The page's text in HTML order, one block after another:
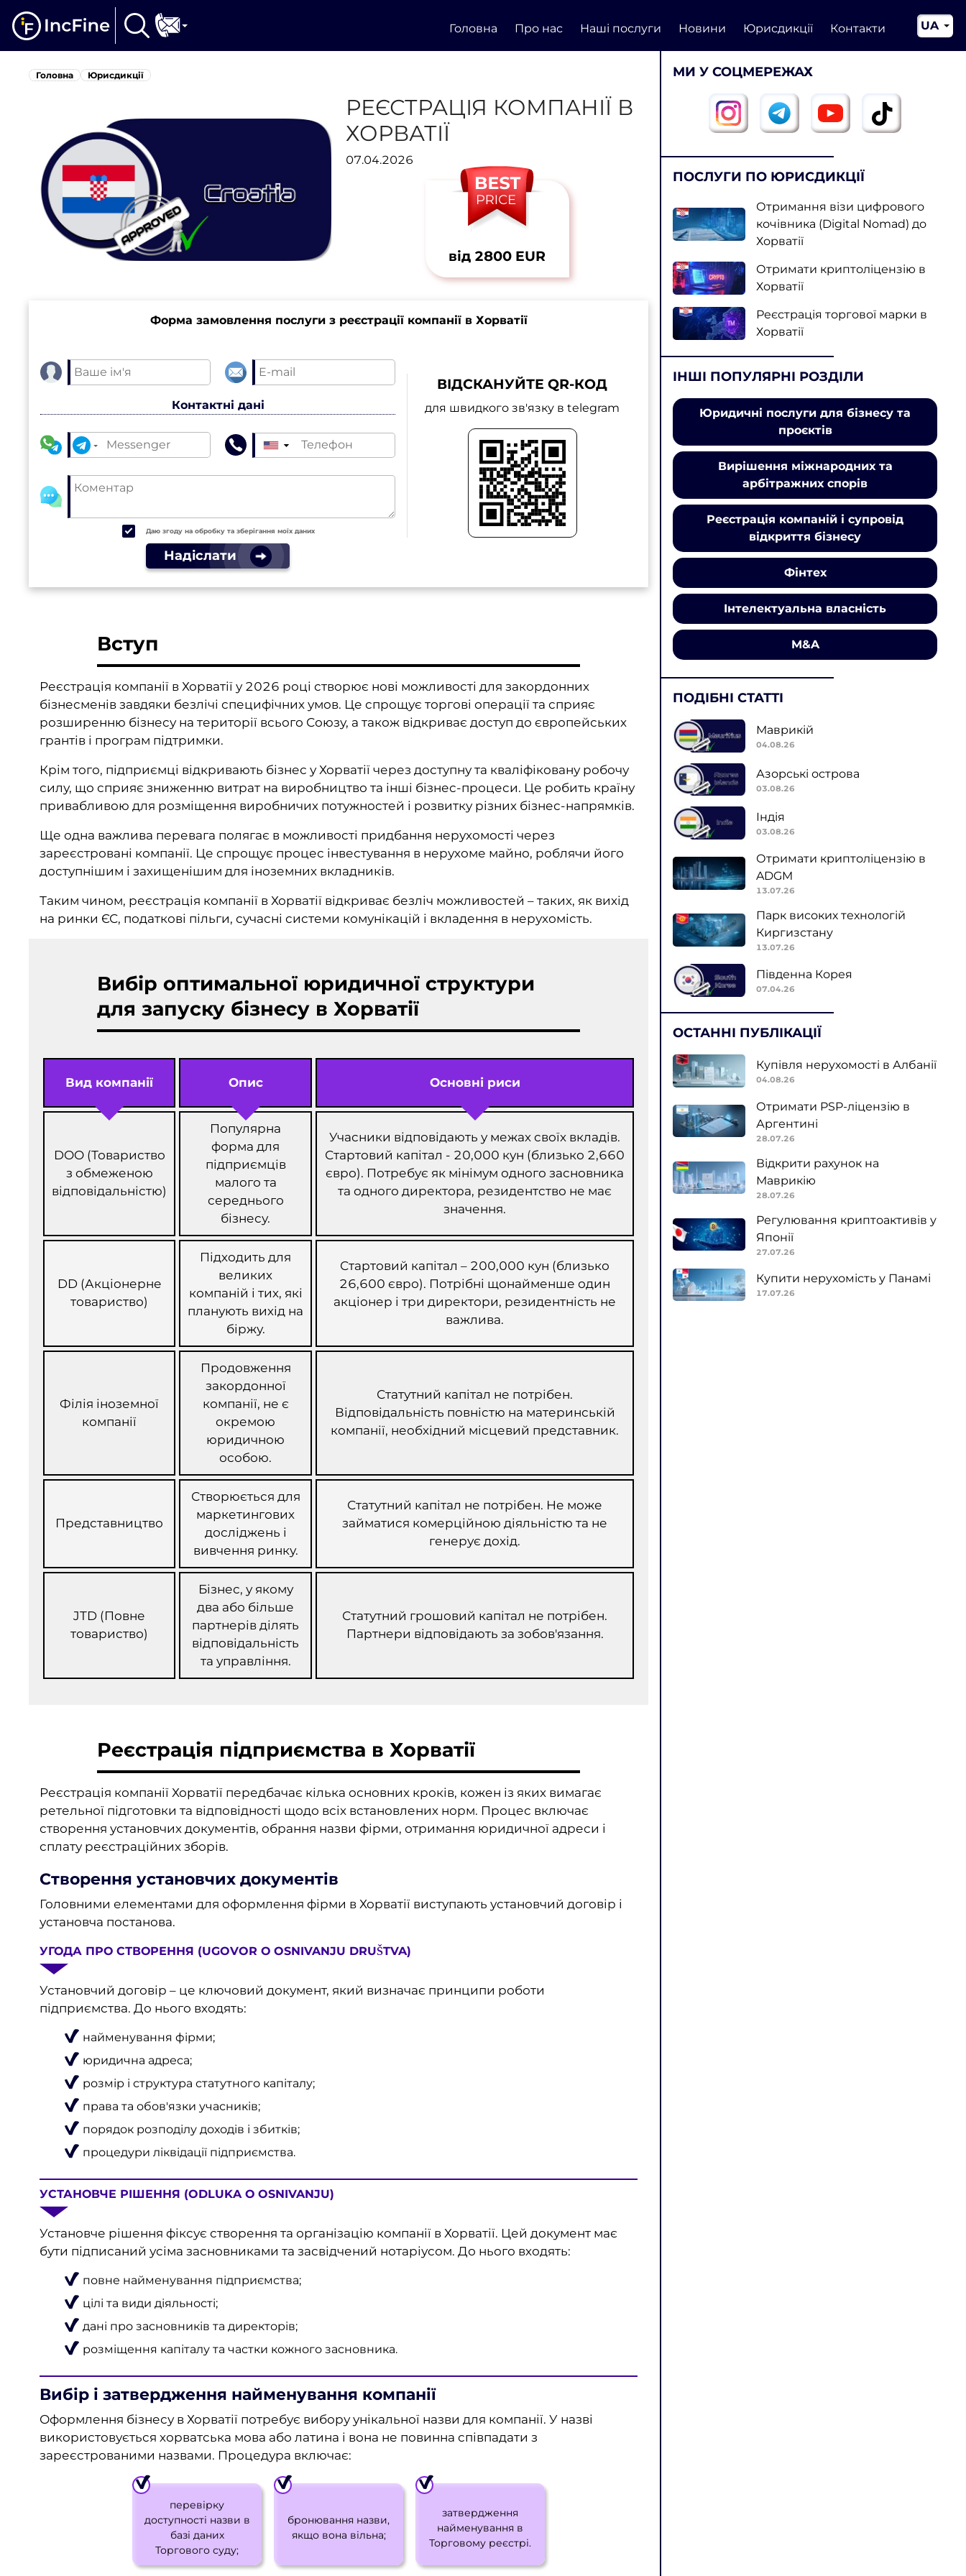
Головна Про нас Наші послуги Новини Юрисдикції Контакти
UA
EN
Головна Юрисдикції
РЕЄСТРАЦІЯ КОМПАНІЇ В
ХОРВАТІЇ
07.04.2026
від 2800 EUR
Форма замовлення послуги з реєстрації компанії в Хорватії
Контактні дані
▼
Даю згоду на обробку та зберігання моїх даних
Надіслати
ВІДСКАНУЙТЕ QR-КОД
для швидкого зв'язку в telegram
Вступ
Реєстрація компанії в Хорватії у 2026 році створює нові можливості для закордонних
бізнесменів завдяки безлічі специфічних умов. Це спрощує торгові операції та сприяє
розширенню бізнесу на території всього Союзу, а також відкриває доступ до європейських
грантів і програм підтримки.
Крім того, підприємці відкривають бізнес у Хорватії через доступну та кваліфіковану робочу
силу, що сприяє зниженню витрат на виробництво та інші бізнес-процеси. Це робить країну
привабливою для розміщення виробничих потужностей і розвитку різних бізнес-напрямків.
Ще одна важлива перевага полягає в можливості придбання нерухомості через
зареєстровані компанії. Це спрощує процес інвестування в нерухоме майно, роблячи його
доступнішим і захищенішим для іноземних вкладників.
Таким чином, реєстрація компанії в Хорватії відкриває безліч можливостей – таких, як вихід
на ринки ЄС, податкові пільги, сучасні системи комунікацій і вкладення в нерухомість.
Вибір оптимальної юридичної структури
для запуску бізнесу в Хорватії
Вид компанії Опис Основні риси
DOO (Товариство
з обмеженою
відповідальністю)
Популярна
форма для
підприємців
малого та
середнього
бізнесу.
Учасники відповідають у межах своїх вкладів.
Стартовий капітал - 20,000 кун (близько 2,660
євро). Потребує як мінімум одного засновника
та одного директора, резидентство не має
значення.
DD (Акціонерне
товариство)
Підходить для
великих
компаній і тих, які
планують вихід на
біржу.
Стартовий капітал – 200,000 кун (близько
26,600 євро). Потрібні щонайменше один
акціонер і три директори, резидентність не
важлива.
Філія іноземної
компанії
Продовження
закордонної
компанії, не є
окремою
юридичною
особою.
Статутний капітал не потрібен.
Відповідальність повністю на материнській
компанії, необхідний місцевий представник.
Представництво
Створюється для
маркетингових
досліджень і
вивчення ринку.
Статутний капітал не потрібен. Не може
займатися комерційною діяльністю та не
генерує дохід.
JTD (Повне
товариство)
Бізнес, у якому
два або більше
партнерів ділять
відповідальність
та управління.
Статутний грошовий капітал не потрібен.
Партнери відповідають за зобов'язання.
Реєстрація підприємства в Хорватії
Реєстрація компанії Хорватії передбачає кілька основних кроків, кожен із яких вимагає
ретельної підготовки та відповідності щодо всіх встановлених норм. Процес включає
створення установчих документів, обрання назви фірми, отримання юридичної адреси і
сплату реєстраційних зборів.
Створення установчих документів
Головними елементами для оформлення фірми в Хорватії виступають установчий договір і
установча постанова.
УГОДА ПРО СТВОРЕННЯ (UGOVOR О OSNIVANJU DRUŠTVA)
Установчий договір – це ключовий документ, який визначає принципи роботи
підприємства. До нього входять:
найменування фірми;
юридична адреса;
розмір і структура статутного капіталу;
права та обов'язки учасників;
порядок розподілу доходів і збитків;
процедури ліквідації підприємства.
УСТАНОВЧЕ РІШЕННЯ (ODLUKA О OSNIVANJU)
Установче рішення фіксує створення та організацію компанії в Хорватії. Цей документ має
бути підписаний усіма засновниками та засвідчений нотаріусом. До нього входять:
повне найменування підприємства;
цілі та види діяльності;
дані про засновників та директорів;
розміщення капіталу та частки кожного засновника.
Вибір і затвердження найменування компанії
Оформлення бізнесу в Хорватії потребує вибору унікальної назви для компанії. У назві
використовується хорватська мова або латина і вона не повинна співпадати з
зареєстрованими назвами. Процедура включає:
перевірку
доступності назви в
базі даних
Торгового суду;
бронювання назви,
якщо вона вільна;
затвердження
найменування в
Торговому реєстрі.
МИ У СОЦМЕРЕЖАХ
ПОСЛУГИ ПО ЮРИСДИКЦІЇ
Отримання візи цифрового
кочівника (Digital Nomad) до
Хорватії
Отримати криптоліцензію в
Хорватії
Реєстрація торгової марки в
Хорватії
ІНШІ ПОПУЛЯРНІ РОЗДІЛИ
Юридичні послуги для бізнесу та
проєктів
Вирішення міжнародних та
арбітражних спорів
Реєстрація компаній і супровід
відкриття бізнесу
Фінтех
Інтелектуальна власність
M&A
ПОДІБНІ СТАТТІ
Маврикій
04.08.26
Азорські острова
03.08.26
Індія
03.08.26
Отримати криптоліцензію в
ADGM
13.07.26
Парк високих технологій
Киргизстану
13.07.26
Південна Корея
07.04.26
ОСТАННІ ПУБЛІКАЦІЇ
Купівля нерухомості в Албанії
04.08.26
Отримати PSP-ліцензію в
Аргентині
28.07.26
Відкрити рахунок на
Маврикію
28.07.26
Регулювання криптоактивів у
Японії
27.07.26
Купити нерухомість у Панамі
17.07.26